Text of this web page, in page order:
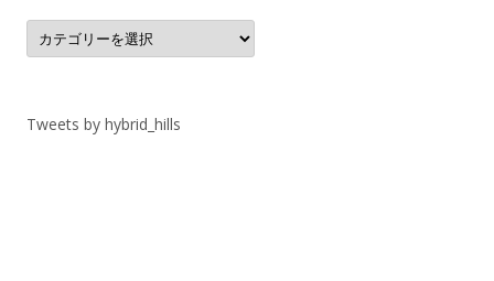
カ
テ
ゴ
Tweets by hybrid_hills